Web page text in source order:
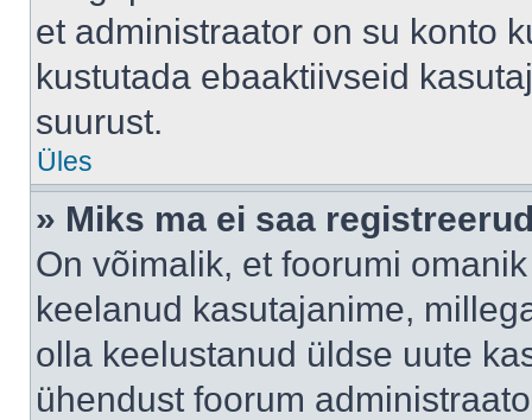
et administraator on su konto
kustutada ebaaktiivseid
suurust.
Üles
» Miks ma ei saa
On võimalik, et foorumi
keelanud kasutajanime,
olla keelustanud üldse uute
ühendust foorum